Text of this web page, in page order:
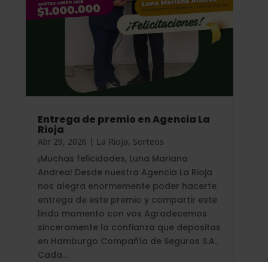
Entrega de premio en Agencia La
Rioja
Abr 29, 2026 | La Rioja, Sorteos
¡Muchas felicidades, Luna Mariana
Andrea! Desde nuestra Agencia La Rioja
nos alegra enormemente poder hacerte
entrega de este premio y compartir este
lindo momento con vos Agradecemos
sinceramente la confianza que depositas
en Hamburgo Compañía de Seguros S.A..
Cada...